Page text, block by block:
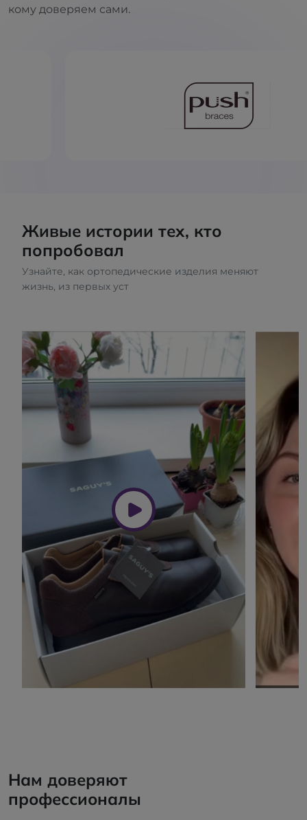
кому доверяем сами.
Живые истории тех, кто
попробовал
Узнайте, как ортопедические изделия меняют
жизнь, из первых уст
Нам доверяют
профессионалы